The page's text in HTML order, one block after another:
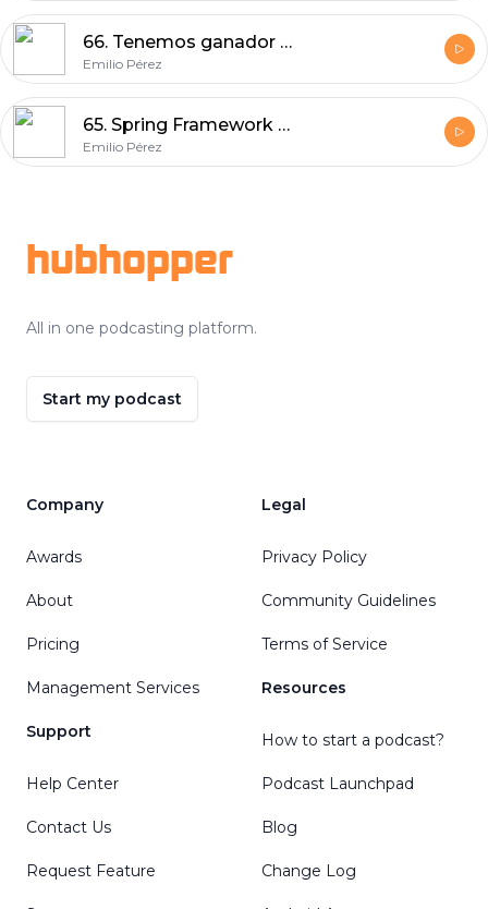
66. Tenemos ganador y comenzamos monográfico de Spring Framework
Emilio Pérez
65. Spring Framework o Delphi MVC Framework
Emilio Pérez
hubhopper
All in one podcasting platform.
Start my podcast
Company
Awards
About
Pricing
Management Services
Support
Help Center
Contact Us
Request Feature
Legal
Privacy Policy
Community Guidelines
Terms of Service
Resources
How to start a podcast?
Podcast Launchpad
Blog
Change Log